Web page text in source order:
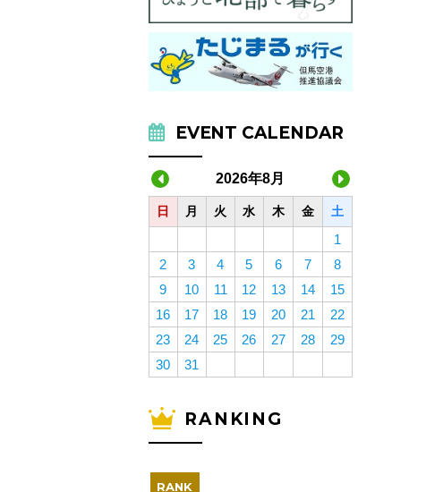
EVENT CALENDAR
2026年8月
日 月 火 水 木 金 土
1
2
3 4 5 6 7
8
9
10 11 12 13 14
15
16
17 18 19 20 21
22
23
24 25 26 27 28
29
30
31
RANKING